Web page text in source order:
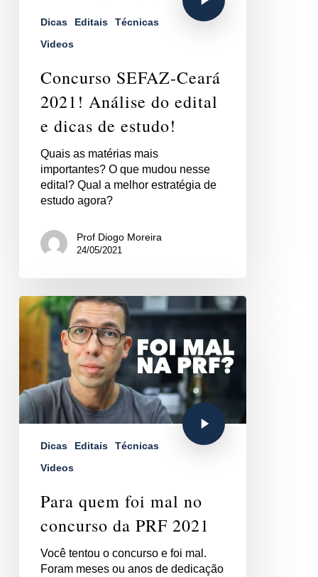
Dicas Editais
Técnicas
Videos
Concurso SEFAZ-Ceará
2021! Análise do edital
e dicas de estudo!
Quais as matérias mais
importantes? O que mudou nesse
edital? Qual a melhor estratégia de
estudo agora?
Prof Diogo Moreira
24/05/2021
Dicas Editais
Técnicas
Videos
Para quem foi mal no
concurso da PRF 2021
Você tentou o concurso e foi mal.
Foram meses ou anos de dedicação